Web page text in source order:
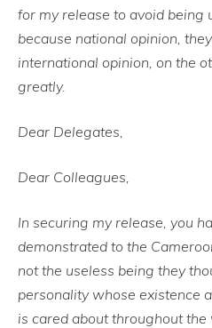
for my release to avoid being
because national opinion,
international opinion, on the
greatly.
Dear Delegates,
Dear Colleagues,
In securing my release, you
demonstrated to the
not the useless being they
personality whose existence
is cared about throughout the